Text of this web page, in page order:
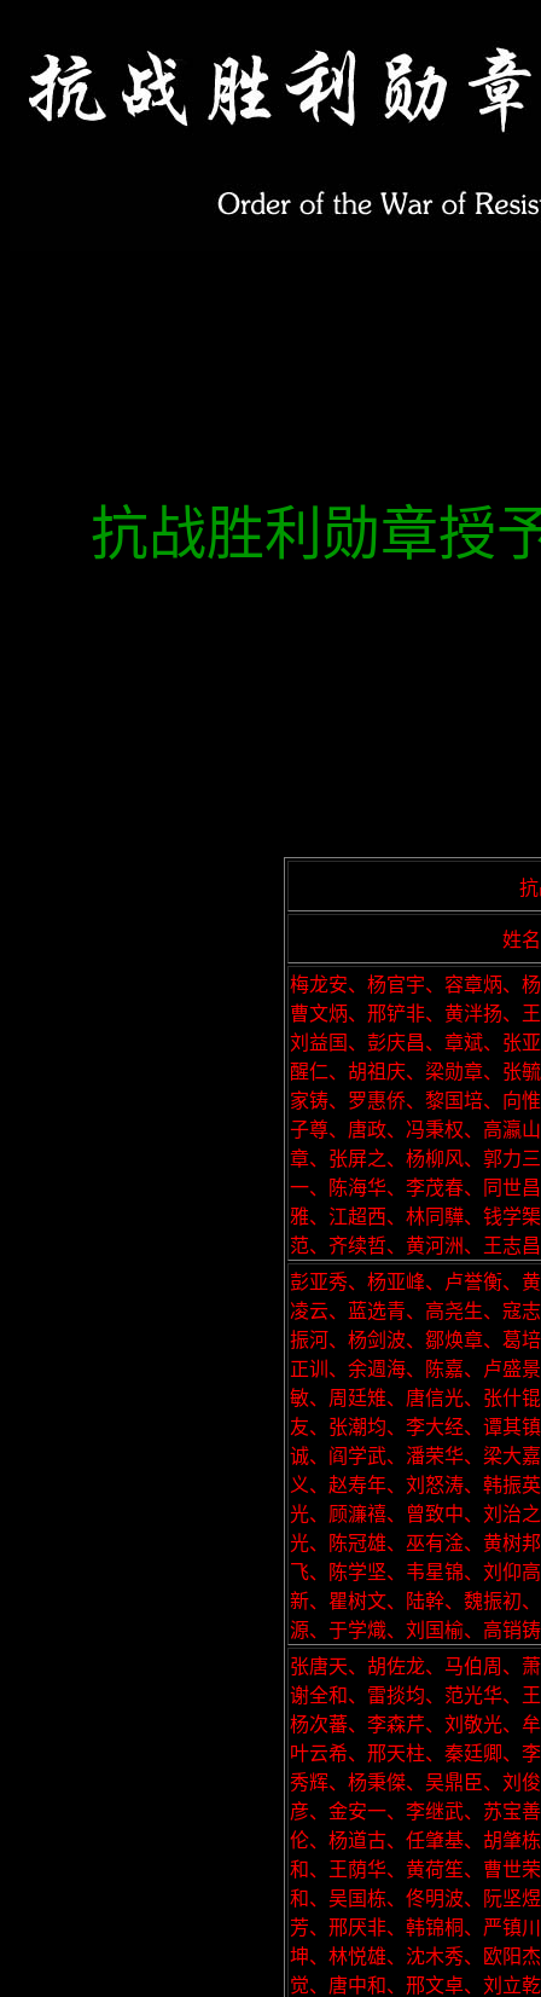
抗战胜利勋章授
姓名
梅龙安、杨官宇、容章炳、
曹文炳、邢铲非、黄泮扬、
刘益国、彭庆昌、章斌、张
醒仁、胡祖庆、梁勋章、张
家铸、罗惠侨、黎国培、向
子尊、唐政、冯秉权、高瀛
章、张屏之、杨柳风、郭力
一、陈海华、李茂春、同世
雅、江超西、林同驊、钱学
范、齐续哲、黄河洲、王志
彭亚秀、杨亚峰、卢誉衡、
凌云、蓝选青、高尧生、寇
振河、杨剑波、鄒焕章、葛
正训、余週海、陈嘉、卢盛
敏、周廷雉、唐信光、张什
友、张潮均、李大经、谭其
诚、阎学武、潘荣华、梁大
义、赵寿年、刘怒涛、韩振
光、顾濂禧、曾致中、刘治
光、陈冠雄、巫有淦、黄树
飞、陈学坚、韦星锦、刘仰
新、瞿树文、陆幹、魏振初
源、于学熾、刘国榆、高销铸
张唐天、胡佐龙、马伯周、
谢全和、雷掞均、范光华、
杨次蕃、李森芹、刘敬光、
叶云希、邢天柱、秦廷卿、
秀辉、杨秉傑、吴鼎臣、刘
彦、金安一、李继武、苏宝
伦、杨道古、任肇基、胡肇
和、王荫华、黄荷笙、曹世
和、吴国栋、佟明波、阮坚
芳、邢厌非、韩锦桐、严镇
坤、林悦雄、沈木秀、欧阳
觉、唐中和、邢文卓、刘立